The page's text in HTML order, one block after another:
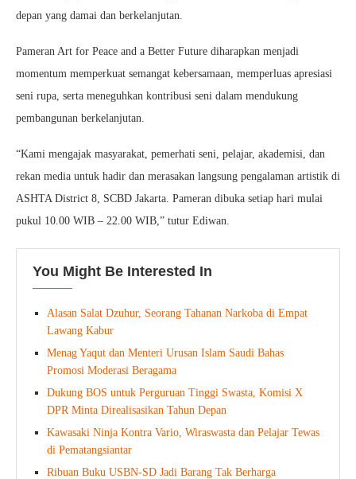
depan yang damai dan berkelanjutan.
Pameran Art for Peace and a Better Future diharapkan menjadi
momentum memperkuat semangat kebersamaan, memperluas apresiasi
seni rupa, serta meneguhkan kontribusi seni dalam mendukung
pembangunan berkelanjutan.
“Kami mengajak masyarakat, pemerhati seni, pelajar, akademisi, dan
rekan media untuk hadir dan merasakan langsung pengalaman artistik di
ASHTA District 8, SCBD Jakarta. Pameran dibuka setiap hari mulai
pukul 10.00 WIB – 22.00 WIB,” tutur Ediwan.
You Might Be Interested In
Alasan Salat Dzuhur, Seorang Tahanan Narkoba di Empat
Lawang Kabur
Menag Yaqut dan Menteri Urusan Islam Saudi Bahas
Promosi Moderasi Beragama
Dukung BOS untuk Perguruan Tinggi Swasta, Komisi X
DPR Minta Direalisasikan Tahun Depan
Kawasaki Ninja Kontra Vario, Wiraswasta dan Pelajar Tewas
di Pematangsiantar
Ribuan Buku USBN-SD Jadi Barang Tak Berharga